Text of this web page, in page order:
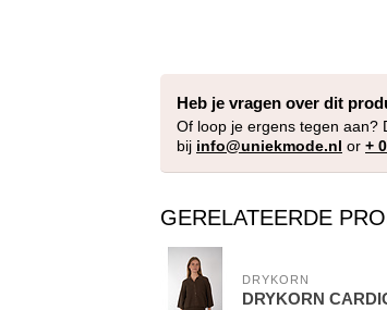
Heb je vragen over dit
Of loop je ergens tegen aan?
bij info@uniekmode.nl or +
GERELATEERDE
DRYKORN
DRYKORN